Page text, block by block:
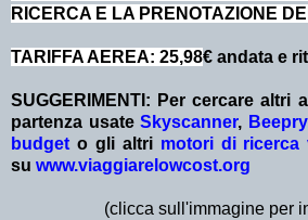
RICERCA E LA PRENOTAZIONE
TARIFFA AEREA: 25,98€ andata e
SUGGERIMENTI: Per cercare altri
partenza usate Skyscanner, Beepry
budget o gli altri motori di ricerca
su www.viaggiarelowcost.org
(clicca sull'immagine per